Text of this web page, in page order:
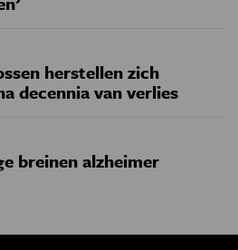
herstellen zich
decennia van verlies
breinen alzheimer